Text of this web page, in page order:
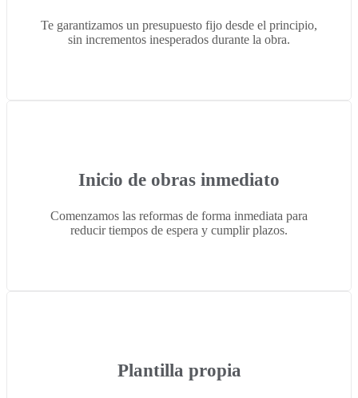
Te garantizamos un presupuesto fijo desde el principio,
sin incrementos inesperados durante la obra.
Inicio de obras inmediato
Comenzamos las reformas de forma inmediata para
reducir tiempos de espera y cumplir plazos.
Plantilla propia